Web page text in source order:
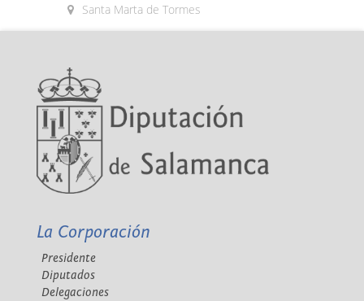
Santa Marta de Tormes
La Corporación
Presidente
Diputados
Delegaciones